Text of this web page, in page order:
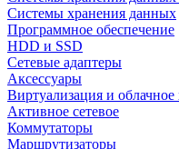
Системы хранения данных
Программное обеспечение
HDD и SSD
Сетевые адаптеры
Аксессуары
Виртуализация и облачное
Активное сетевое
Коммутаторы
Маршрутизаторы